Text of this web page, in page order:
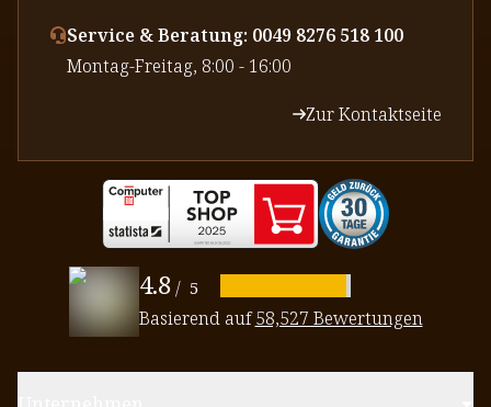
Service & Beratung: 0049 8276 518 100
⁠Montag-Freitag, 8:00 - 16:00
Zur Kontaktseite
4.8 / 5
Basierend auf58,527 Bewertungen